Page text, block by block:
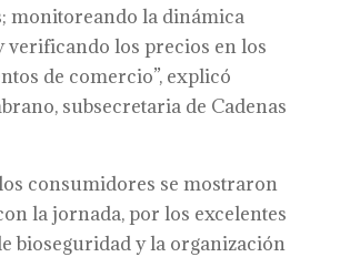
monitoreando la dinámica
verificando los precios en los
de comercio”, explicó
subsecretaria de Cadenas
consumidores se mostraron
la jornada, por los excelentes
bioseguridad y la organización